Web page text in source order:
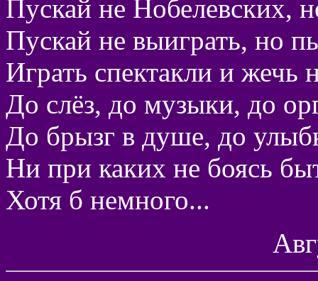
Пускай не Нобелевских,
Пускай не выиграть, но
Играть спектакли и жечь
До слёз, до музыки, до
До брызг в душе, до
Ни при каких не боясь
Хотя б немного...